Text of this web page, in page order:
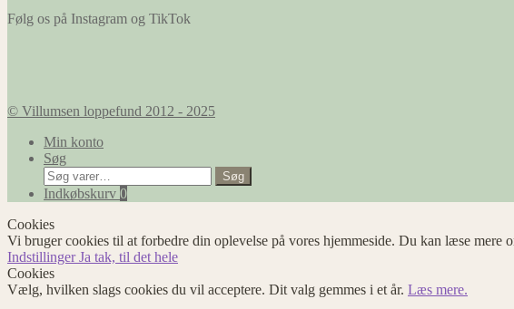
Følg os på Instagram og TikTok
© Villumsen loppefund 2012 - 2025
Min konto
Søg
Søg
efter:
Søg
Indkøbskurv 0
Cookies
Vi bruger cookies til at forbedre din oplevelse på vores hjemmeside. Du kan læse
IndstillingerJa tak, til det hele
Cookies
Vælg, hvilken slags cookies du vil acceptere. Dit valg gemmes i et år. Læs mere.